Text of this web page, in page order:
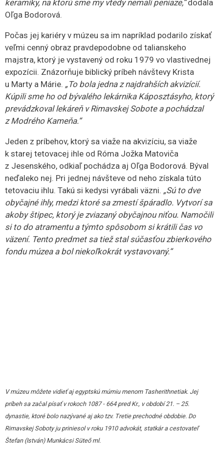
príbeh sa začal písať v rokoch 1087 - 664 pred Kr., v období 21. – 25.
dynastie, ktoré bolo nazývané aj ako tzv. Tretie prechodné obdobie. Do
Rimavskej Soboty ju priniesol v roku 1910 advokát, statkár a cestovateľ
Štefan (István) Munkácsi Süteő ml.
Potomkovia významných rodov
S potomkami významných rodov sa Oľga Bodorová
stretla už v detstve.„Pochádzam z Jesenského. Stále
mám pred sebou obraz Margity Maróthy Gömöryovej,
knižnicu. Mám pocit, že som ju stretla,“loví v pamäti
plnej faktov a príbehov.
Významné rody sa však zmiešali aj s jej rodinou.
„Manželka môjho bratranca je z pôvodne grófskeho rodu
Okoličányivcov z Hrachova. Táto šľachta je roztrúsená
po celom svete – údajne v 26 krajinách. Ich potomkovia
žijú aj v Rimavskej Sobote a Hrachove,“ dodala.
Osobitným prípadom, ktorý by zapísal nejednu kapitolu,
opísala Oľga Bodorová.
S pani Nagy Edinou je stále v kontakte. Keď niečo nové
nájde, dá jej vedieť. Teší sa, že sa kaštieľ obnovuje. Pani
Nady Edina v ňom bola ako dieťa, keď mala 12 rokov.